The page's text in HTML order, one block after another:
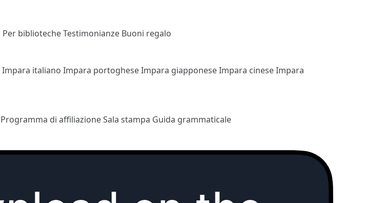
Per bibliotecheTestimonianze Buoni regalo
Impara italiano Impara portogheseImpara giapponeseImpara cineseImpara
Programma di affiliazioneSala stampa Guida grammaticale